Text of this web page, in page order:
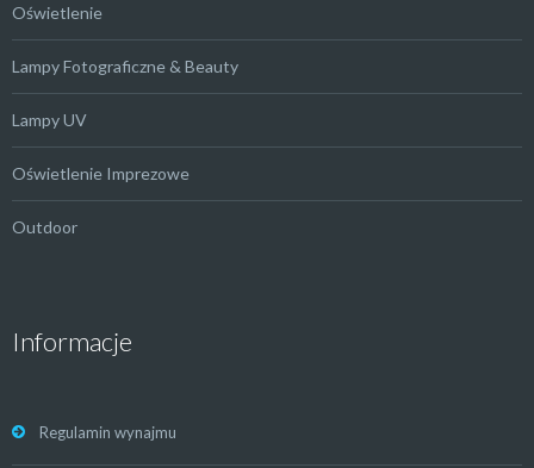
Oświetlenie
Lampy Fotograficzne & Beauty
Lampy UV
Oświetlenie Imprezowe
Outdoor
Informacje
Regulamin wynajmu